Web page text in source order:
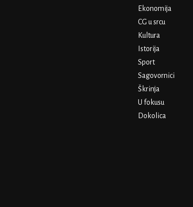
Ekonomija
CG u srcu
Kultura
Istorija
Sport
Sagovornici
Škrinja
U fokusu
Dokolica